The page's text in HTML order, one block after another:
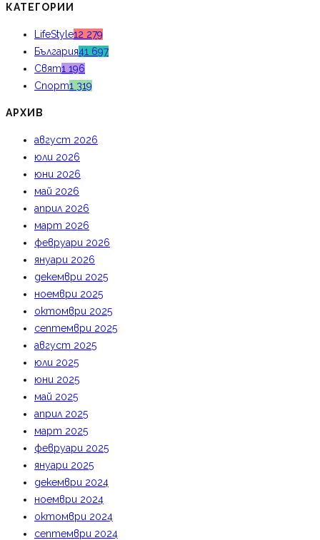
КАТЕГОРИИ
LifeStyle12 279
България41 697
Свят1 196
Спорт1 319
АРХИВ
август 2026
юли 2026
юни 2026
май 2026
април 2026
март 2026
февруари 2026
януари 2026
декември 2025
ноември 2025
октомври 2025
септември 2025
август 2025
юли 2025
юни 2025
май 2025
април 2025
март 2025
февруари 2025
януари 2025
декември 2024
ноември 2024
октомври 2024
септември 2024